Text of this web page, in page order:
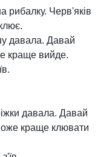
рибалку. Черв'яків
давала. Давай
краще вийде.
давала. Давай
краще клювати